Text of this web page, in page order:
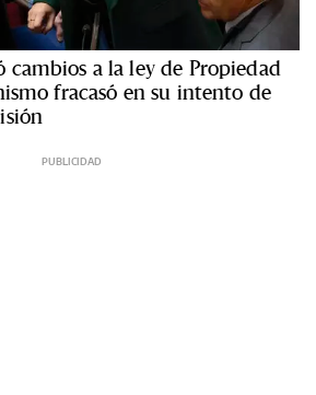
cambios a la ley de Propiedad
fracasó en su intento de